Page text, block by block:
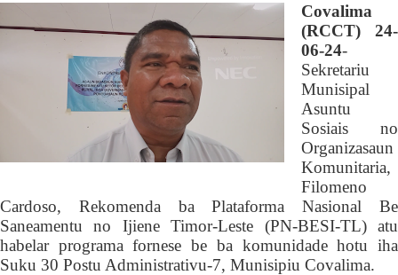
Covalima
(RCCT) 24-
06-24-
Sekretariu
Munisipal
Asuntu
Sosiais no
Organizasaun
Komunitaria,
Filomeno
Cardoso, Rekomenda ba Plataforma Nasional Be
Saneamentu no Ijiene Timor-Leste (PN-BESI-TL) atu
habelar programa fornese be ba komunidade hotu iha
Suku 30 Postu Administrativu-7, Munisipiu Covalima.